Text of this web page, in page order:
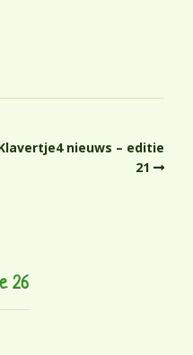
nieuws – editie
21
26